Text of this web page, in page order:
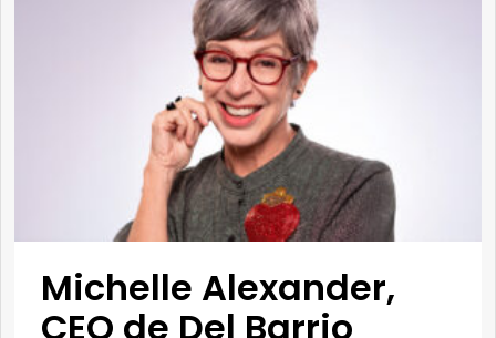
Michelle Alexander,
CEO de Del Barrio